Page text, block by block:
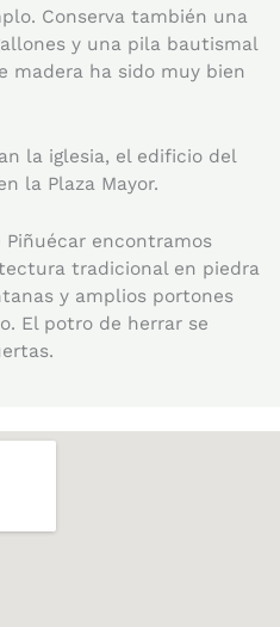
Conserva también una
y una pila bautismal
madera ha sido muy bien
la iglesia, el edificio del
la Plaza Mayor.
Piñuécar encontramos
tradicional en piedra
y amplios portones
El potro de herrar se